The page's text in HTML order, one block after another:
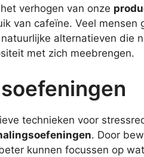
verhogen van onze
van cafeïne. Veel
alternatieven die
met zich meebrengen.
technieken voor
. Door
kunnen focussen op